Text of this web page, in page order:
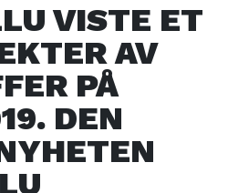
VISTE ET
AV
PÅ
DEN